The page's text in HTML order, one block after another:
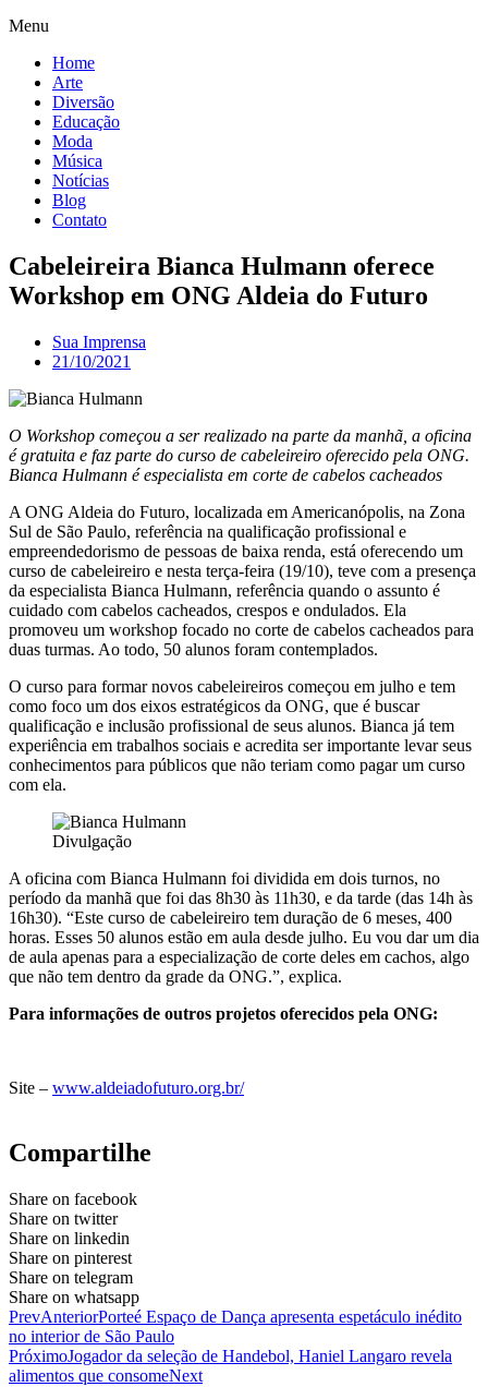
Menu
Home
Arte
Diversão
Educação
Moda
Música
Notícias
Blog
Contato
Cabeleireira Bianca Hulmann oferece
Workshop em ONG Aldeia do Futuro
Sua Imprensa
21/10/2021
O Workshop começou a ser realizado na parte da manhã, a oficina
é gratuita e faz parte do curso de cabeleireiro oferecido pela ONG.
Bianca Hulmann é especialista em corte de cabelos cacheados
A ONG Aldeia do Futuro, localizada em Americanópolis, na Zona
Sul de São Paulo, referência na qualificação profissional e
empreendedorismo de pessoas de baixa renda, está oferecendo um
curso de cabeleireiro e nesta terça-feira (19/10), teve com a presença
da especialista Bianca Hulmann, referência quando o assunto é
cuidado com cabelos cacheados, crespos e ondulados. Ela
promoveu um workshop focado no corte de cabelos cacheados para
duas turmas. Ao todo, 50 alunos foram contemplados.
O curso para formar novos cabeleireiros começou em julho e tem
como foco um dos eixos estratégicos da ONG, que é buscar
qualificação e inclusão profissional de seus alunos. Bianca já tem
experiência em trabalhos sociais e acredita ser importante levar seus
conhecimentos para públicos que não teriam como pagar um curso
com ela.
Divulgação
A oficina com Bianca Hulmann foi dividida em dois turnos, no
período da manhã que foi das 8h30 às 11h30, e da tarde (das 14h às
16h30). “Este curso de cabeleireiro tem duração de 6 meses, 400
horas. Esses 50 alunos estão em aula desde julho. Eu vou dar um dia
de aula apenas para a especialização de corte deles em cachos, algo
que não tem dentro da grade da ONG.”, explica.
Para informações de outros projetos oferecidos pela ONG:
Site – www.aldeiadofuturo.org.br/
Compartilhe
Share on facebook
Share on twitter
Share on linkedin
Share on pinterest
Share on telegram
Share on whatsapp
PrevAnteriorPorteé Espaço de Dança apresenta espetáculo inédito
no interior de São Paulo
PróximoJogador da seleção de Handebol, Haniel Langaro revela
alimentos que consomeNext